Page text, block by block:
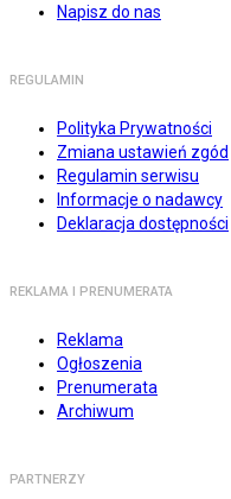
Napisz do nas
REGULAMIN
Polityka Prywatności
Zmiana ustawień zgód
Regulamin serwisu
Informacje o nadawcy
Deklaracja dostępności
REKLAMA I PRENUMERATA
Reklama
Ogłoszenia
Prenumerata
Archiwum
PARTNERZY